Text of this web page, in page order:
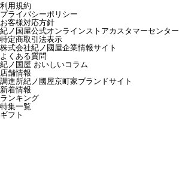
利用規約
プライバシーポリシー
お客様対応方針
紀ノ国屋公式オンラインストアカスタマーセンター
特定商取引法表示
株式会社紀ノ國屋企業情報サイト
よくある質問
紀ノ国屋 おいしいコラム
店舗情報
調進所紀ノ國屋京町家ブランドサイト
新着情報
ランキング
特集一覧
ギフト